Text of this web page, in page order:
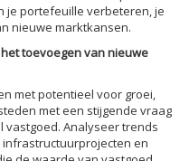
je portefeuille verbeteren, je
nieuwe marktkansen.
toevoegen van nieuwe
met potentieel voor groei,
met een stijgende vraag
vastgoed. Analyseer trends
en